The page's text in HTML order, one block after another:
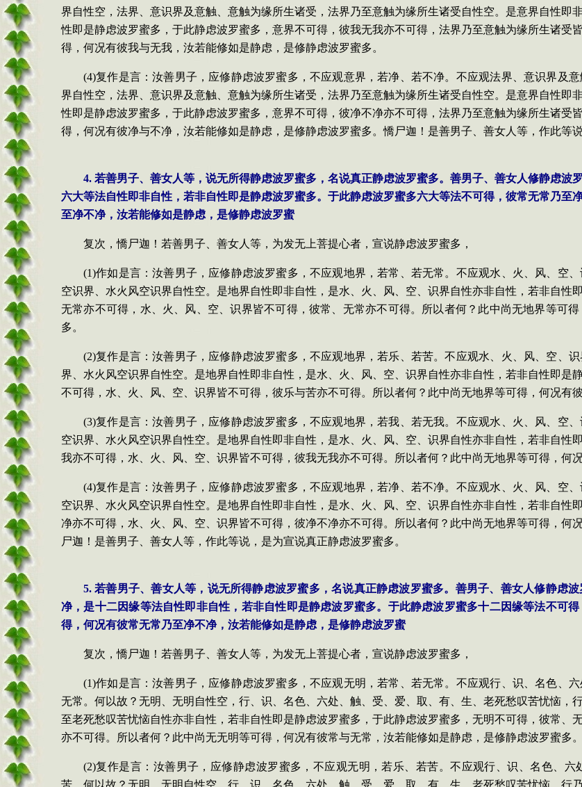
界自性空，法界、意识界及意触、意触为缘所生诸受，法界乃至意触为缘所生诸受自性空。是意界自性即
性即是静虑波罗蜜多，于此静虑波罗蜜多，意界不可得，彼我无我亦不可得，法界乃至意触为缘所生诸受
得，何况有彼我与无我，汝若能修如是静虑，是修静虑波罗蜜多。
(4)复作是言：汝善男子，应修静虑波罗蜜多，不应观意界，若净、若不净。不应观法界、意识界及
界自性空，法界、意识界及意触、意触为缘所生诸受，法界乃至意触为缘所生诸受自性空。是意界自性即
性即是静虑波罗蜜多，于此静虑波罗蜜多，意界不可得，彼净不净亦不可得，法界乃至意触为缘所生诸受
得，何况有彼净与不净，汝若能修如是静虑，是修静虑波罗蜜多。憍尸迦！是善男子、善女人等，作此等
4. 若善男子、善女人等，说无所得静虑波罗蜜多，名说真正静虑波罗蜜多。善男子、善女人修静虑波
六大等法自性即非自性，若非自性即是静虑波罗蜜多。于此静虑波罗蜜多六大等法不可得，彼常无常乃至
至净不净，汝若能修如是静虑，是修静虑波罗蜜
复次，憍尸迦！若善男子、善女人等，为发无上菩提心者，宣说静虑波罗蜜多，
(1)作如是言：汝善男子，应修静虑波罗蜜多，不应观地界，若常、若无常。不应观水、火、风、空
空识界、水火风空识界自性空。是地界自性即非自性，是水、火、风、空、识界自性亦非自性，若非自性
无常亦不可得，水、火、风、空、识界皆不可得，彼常、无常亦不可得。所以者何？此中尚无地界等可
多。
(2)复作是言：汝善男子，应修静虑波罗蜜多，不应观地界，若乐、若苦。不应观水、火、风、空、
界、水火风空识界自性空。是地界自性即非自性，是水、火、风、空、识界自性亦非自性，若非自性即是
不可得，水、火、风、空、识界皆不可得，彼乐与苦亦不可得。所以者何？此中尚无地界等可得，何况有
(3)复作是言：汝善男子，应修静虑波罗蜜多，不应观地界，若我、若无我。不应观水、火、风、空
空识界、水火风空识界自性空。是地界自性即非自性，是水、火、风、空、识界自性亦非自性，若非自性
我亦不可得，水、火、风、空、识界皆不可得，彼我无我亦不可得。所以者何？此中尚无地界等可得，何
(4)复作是言：汝善男子，应修静虑波罗蜜多，不应观地界，若净、若不净。不应观水、火、风、空
空识界、水火风空识界自性空。是地界自性即非自性，是水、火、风、空、识界自性亦非自性，若非自性
净亦不可得，水、火、风、空、识界皆不可得，彼净不净亦不可得。所以者何？此中尚无地界等可得，何
尸迦！是善男子、善女人等，作此等说，是为宣说真正静虑波罗蜜多。
5. 若善男子、善女人等，说无所得静虑波罗蜜多，名说真正静虑波罗蜜多。善男子、善女人修静虑
净，是十二因缘等法自性即非自性，若非自性即是静虑波罗蜜多。于此静虑波罗蜜多十二因缘等法不可
得，何况有彼常无常乃至净不净，汝若能修如是静虑，是修静虑波罗蜜
复次，憍尸迦！若善男子、善女人等，为发无上菩提心者，宣说静虑波罗蜜多，
(1)作如是言：汝善男子，应修静虑波罗蜜多，不应观无明，若常、若无常。不应观行、识、名色、
无常。何以故？无明、无明自性空，行、识、名色、六处、触、受、爱、取、有、生、老死愁叹苦忧恼，
至老死愁叹苦忧恼自性亦非自性，若非自性即是静虑波罗蜜多，于此静虑波罗蜜多，无明不可得，彼常、
亦不可得。所以者何？此中尚无无明等可得，何况有彼常与无常，汝若能修如是静虑，是修静虑波罗蜜多。
(2)复作是言：汝善男子，应修静虑波罗蜜多，不应观无明，若乐、若苦。不应观行、识、名色、
苦。何以故？无明、无明自性空，行、识、名色、六处、触、受、爱、取、有、生、老死愁叹苦忧恼，行